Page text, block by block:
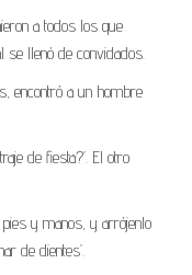
a todos los que
se llenó de convidados.
encontró a un hombre
de fiesta?’. El otro
y manos, y arrójenlo
de dientes’.